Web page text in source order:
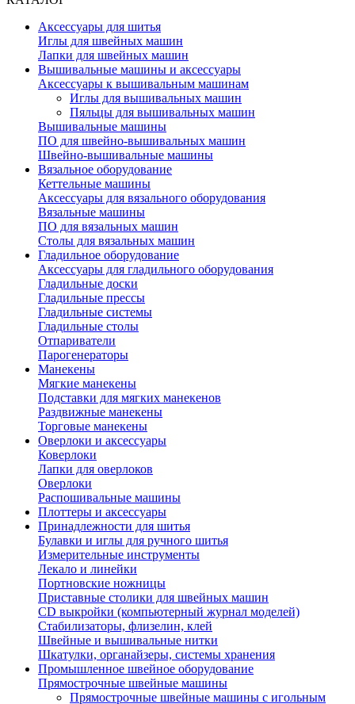
Аксессуары для шитья
Иглы для швейных машин
Лапки для швейных машин
Вышивальные машины и аксессуары
Аксессуары к вышивальным машинам
Иглы для вышивальных машин
Пяльцы для вышивальных машин
Вышивальные машины
ПО для швейно-вышивальных машин
Швейно-вышивальные машины
Вязальное оборудование
Кеттельные машины
Аксессуары для вязального оборудования
Вязальные машины
ПО для вязальных машин
Столы для вязальных машин
Гладильное оборудование
Аксессуары для гладильного оборудования
Гладильные доски
Гладильные прессы
Гладильные системы
Гладильные столы
Отпариватели
Парогенераторы
Манекены
Мягкие манекены
Подставки для мягких манекенов
Раздвижные манекены
Торговые манекены
Оверлоки и аксессуары
Коверлоки
Лапки для оверлоков
Оверлоки
Распошивальные машины
Плоттеры и аксессуары
Принадлежности для шитья
Булавки и иглы для ручного шитья
Измерительные инструменты
Лекало и линейки
Портновские ножницы
Приставные столики для швейных машин
СD выкройки (компьютерный журнал моделей)
Стабилизаторы, флизелин, клей
Швейные и вышивальные нитки
Шкатулки, органайзеры, системы хранения
Промышленное швейное оборудование
Прямострочные швейные машины
Прямострочные швейные машины с игольным